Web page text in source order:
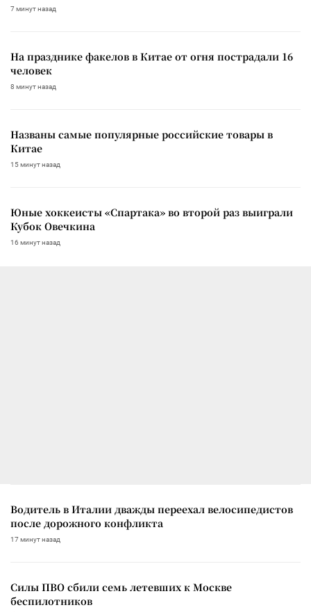
7 минут назад
На празднике факелов в Китае от огня пострадали 16
человек
8 минут назад
Названы самые популярные российские товары в
Китае
15 минут назад
Юные хоккеисты «Спартака» во второй раз выиграли
Кубок Овечкина
16 минут назад
Водитель в Италии дважды переехал велосипедистов
после дорожного конфликта
17 минут назад
Силы ПВО сбили семь летевших к Москве
беспилотников